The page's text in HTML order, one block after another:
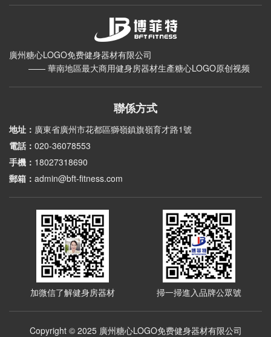
廣州糖心LOGO免费健身器材有限公司
—— 華南地區最大商用健身房器材生產糖心LOGO原创视频
聯係方式
地址： 廣東省廣州市花都區獅嶺鎮旗嶺育才路1號
電話： 020-36078553
手機： 18027318690
郵箱： admin@bft-fitness.com
加微信了解健身房器材 掃一掃進入品牌公眾號
Copyright © 2025 廣州糖心LOGO免费健身器材有限公司